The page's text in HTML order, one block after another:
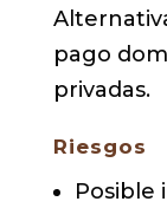
pago
privadas.
Riesgos
Posible